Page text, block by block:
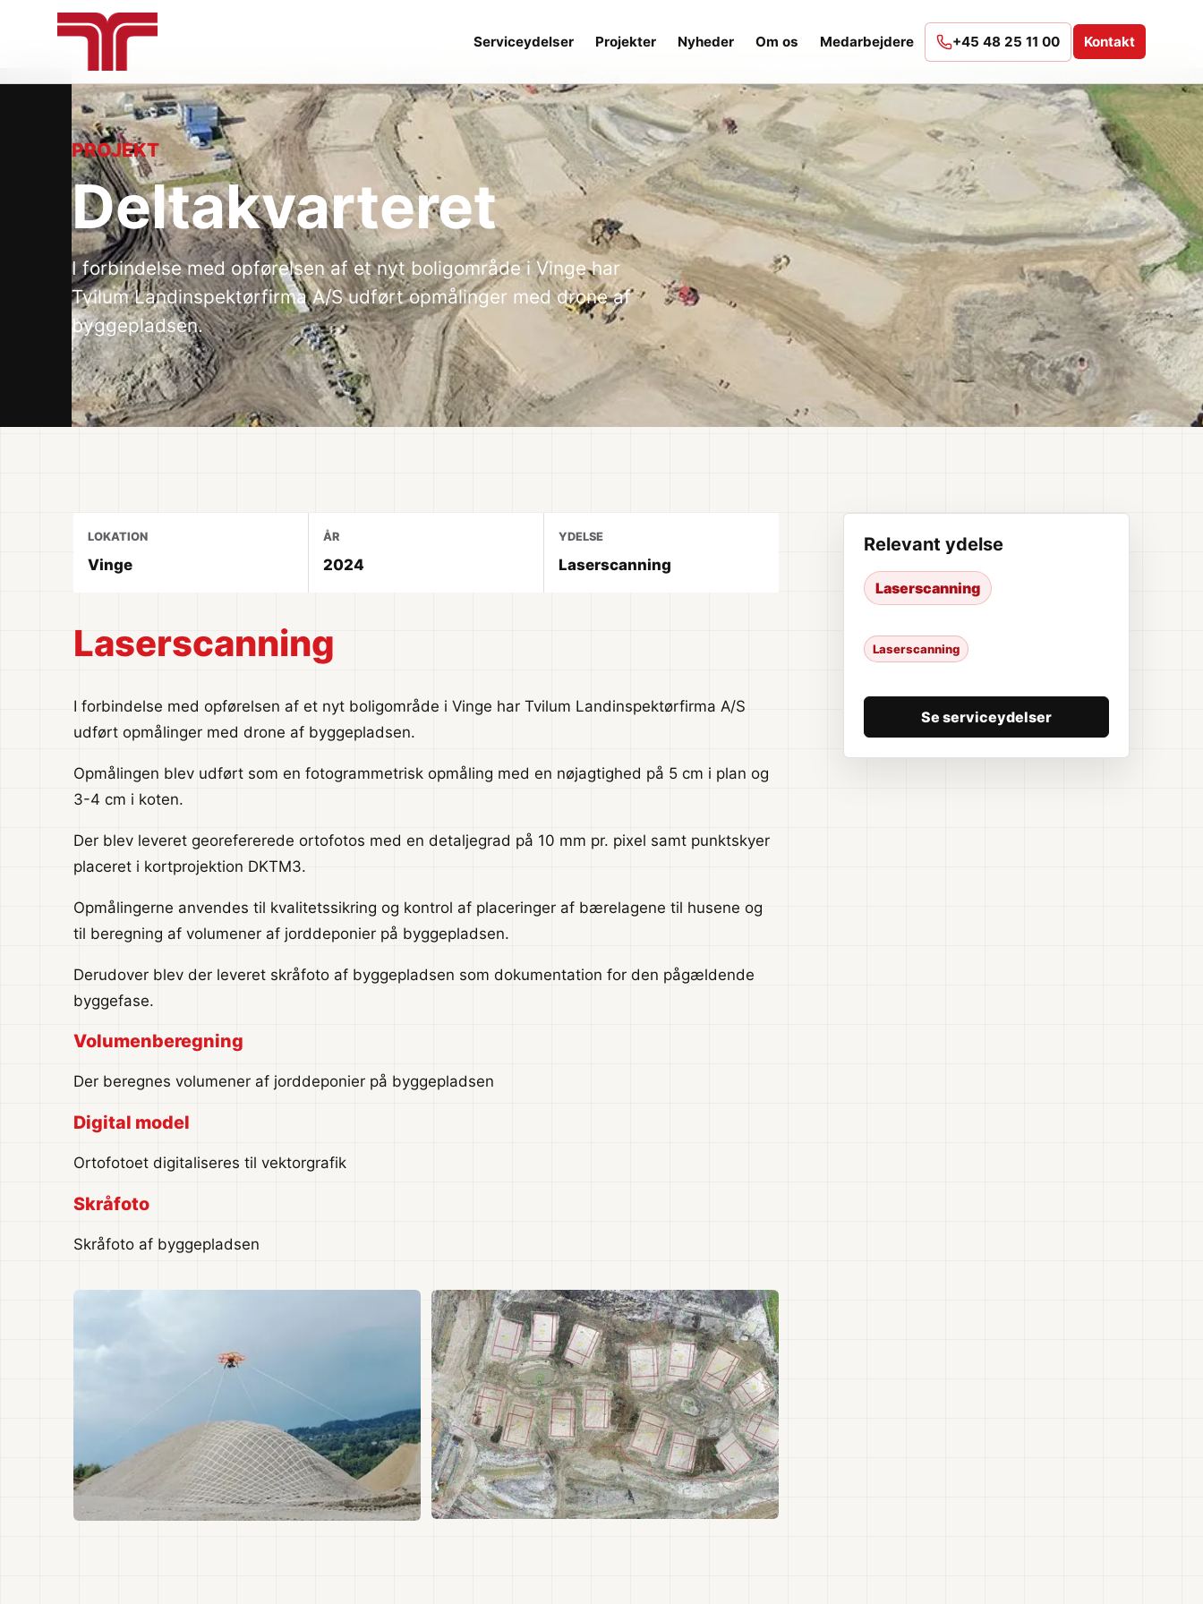
Serviceydelser Projekter Nyheder Om os Medarbejdere +45 48 25 11 00 Kontakt
PROJEKT
Deltakvarteret
I forbindelse med opførelsen af et nyt boligområde i Vinge har
Tvilum Landinspektørfirma A/S udført opmålinger med drone af
byggepladsen.
LOKATION
Vinge
ÅR
2024
YDELSE
Laserscanning
Laserscanning
I forbindelse med opførelsen af et nyt boligområde i Vinge har Tvilum Landinspektørfirma A/S
udført opmålinger med drone af byggepladsen.
Opmålingen blev udført som en fotogrammetrisk opmåling med en nøjagtighed på 5 cm i plan og
3-4 cm i koten.
Der blev leveret georefererede ortofotos med en detaljegrad på 10 mm pr. pixel samt punktskyer
placeret i kortprojektion DKTM3.
Opmålingerne anvendes til kvalitetssikring og kontrol af placeringer af bærelagene til husene og
til beregning af volumener af jorddeponier på byggepladsen.
Derudover blev der leveret skråfoto af byggepladsen som dokumentation for den pågældende
byggefase.
Volumenberegning
Der beregnes volumener af jorddeponier på byggepladsen
Digital model
Ortofotoet digitaliseres til vektorgrafik
Skråfoto
Skråfoto af byggepladsen
Relevant ydelse
Laserscanning
Laserscanning
Se serviceydelser